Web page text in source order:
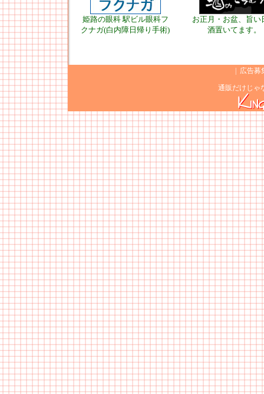
姫路の眼科 駅ビル眼科フ
クナガ(白内障日帰り手術)
お正月・お盆、旨い
酒置いてます。
広告募
通販だけじゃ